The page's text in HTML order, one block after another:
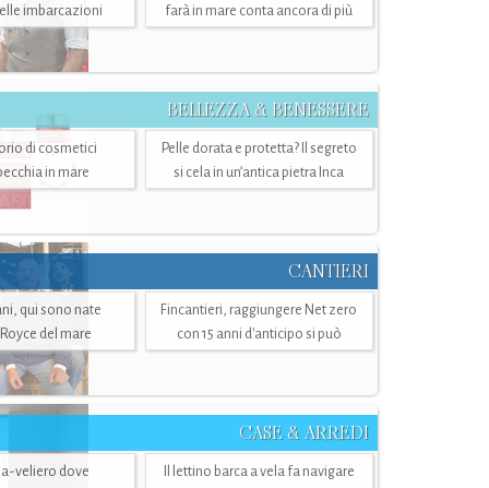
imbarcazioni
farà in mare conta ancora di più
BELLEZZA & BENESSERE
di cosmetici
in mare
Pelle dorata e protetta? Il segreto
si cela in un’antica pietra Inca
CANTIERI
qui sono nate
del mare
Fincantieri, raggiungere Net zero
con 15 anni d'anticipo si può
CASE & ARREDI
veliero dove
Il lettino barca a vela fa navigare